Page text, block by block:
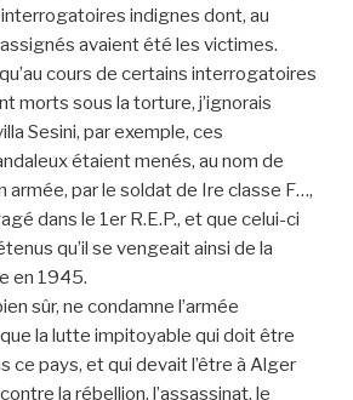
indignes dont, au
avaient été les victimes.
cours de certains interrogatoires
morts sous la torture, j’ignorais
Sesini, par exemple, ces
étaient menés, au nom de
armée, par le soldat de Ire classe F…,
dans le 1er R.E.P., et que celui-ci
qu’il se vengeait ainsi de la
en 1945.
sûr, ne condamne l’armée
la lutte impitoyable qui doit être
ce pays, et qui devait l’être à Alger
la rébellion, l’assassinat, le